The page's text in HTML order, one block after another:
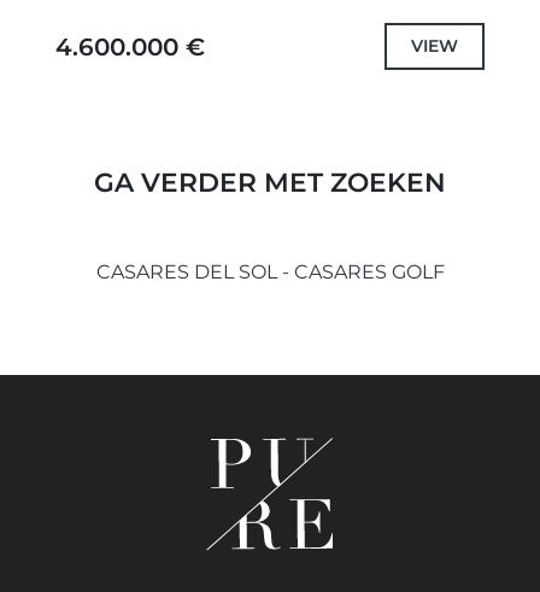
geselecteerd de hoogste kwaliteit
specificaties en fittingen, maar ook elke
4.600.000 € VIEW
GA VERDER MET ZOEKEN
CASARES DEL SOL - CASARES GOLF